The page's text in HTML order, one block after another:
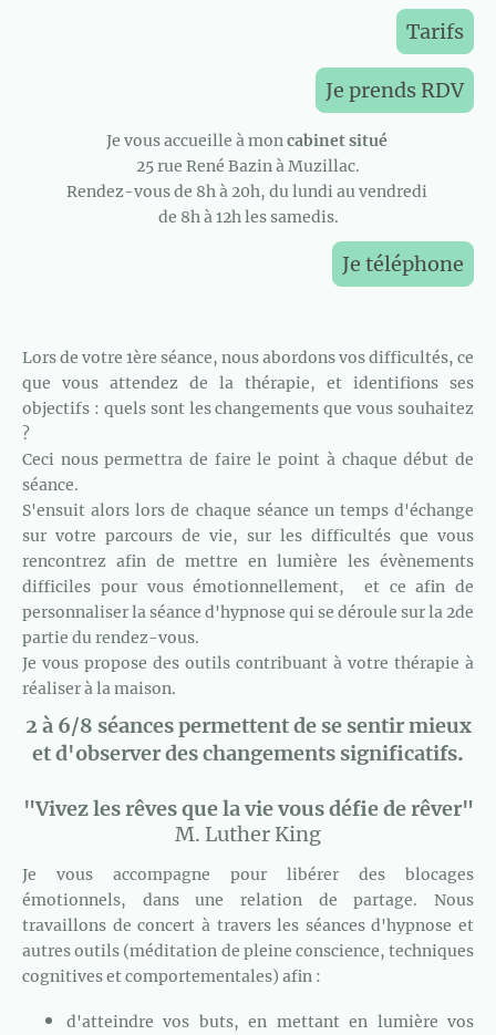
Tarifs
Je prends RDV
Je vous accueille à moncabinet situé
25 rue René Bazin à Muzillac.
Rendez-vous de 8h à 20h, du lundi au vendredi
de 8h à 12h les samedis.
Je téléphone
Lors de votre 1ère séance, nous abordons vos difficultés, ce
que vous attendez de la thérapie, et identifions ses
objectifs : quels sont les changements que vous souhaitez
?
Ceci nous permettra de faire le point à chaque début de
séance.
S'ensuit alors lors de chaque séance un temps d'échange
sur votre parcours de vie, sur les difficultés que vous
rencontrez afin de mettre en lumière les évènements
difficiles pour vous émotionnellement, et ce afin de
personnaliser la séance d'hypnose qui se déroule sur la 2de
partie du rendez-vous.
Je vous propose des outils contribuant à votre thérapie à
réaliser à la maison.
2 à 6/8 séances permettent de se sentir mieux
et d'observer des changements significatifs.
"Vivez les rêves que la vie vous défie de rêver"
M. Luther King
Je vous accompagne pour libérer des blocages
émotionnels, dans une relation de partage. Nous
travaillons de concert à travers les séances d'hypnose et
autres outils (méditation de pleine conscience, techniques
cognitives et comportementales) afin :
d'atteindre vos buts, en mettant en lumière vos